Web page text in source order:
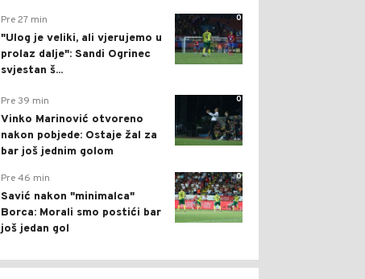
0
Pre 27 min
"Ulog je veliki, ali vjerujemo u
prolaz dalje": Sandi Ogrinec
svjestan š...
0
Pre 39 min
Vinko Marinović otvoreno
nakon pobjede: Ostaje žal za
bar još jednim golom
0
Pre 46 min
Savić nakon "minimalca"
Borca: Morali smo postići bar
još jedan gol